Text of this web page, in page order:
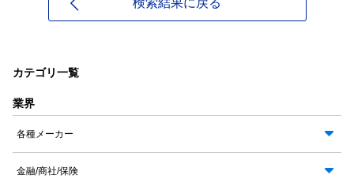
カテゴリ一覧
業界
各種メーカー
金融/商社/保険